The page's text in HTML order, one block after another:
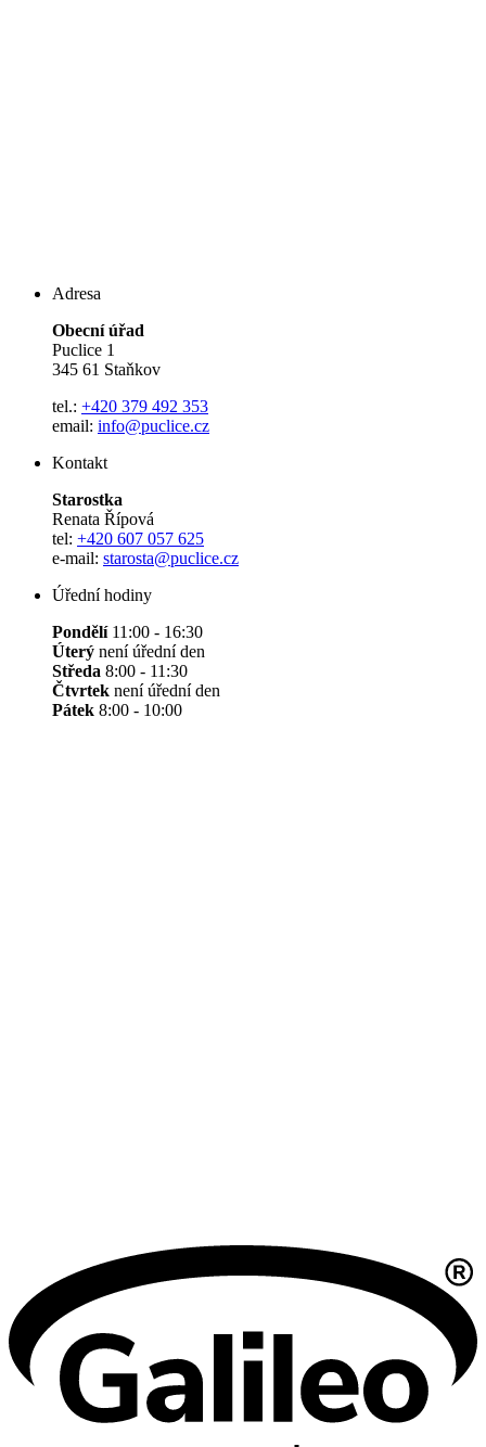
Adresa
Obecní úřad
Puclice 1
345 61 Staňkov
tel.: +420 379 492 353
email: info@puclice.cz
Kontakt
Starostka
Renata Řípová
tel: +420 607 057 625
e-mail: starosta@puclice.cz
Úřední hodiny
Pondělí11:00 - 16:30
Úterý není úřední den
Středa 8:00 - 11:30
Čtvrtek není úřední den
Pátek 8:00 - 10:00